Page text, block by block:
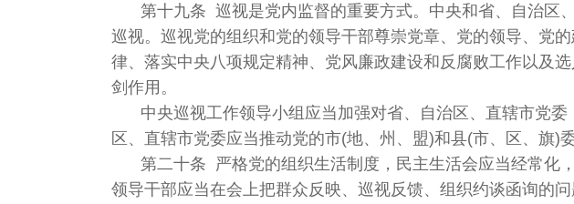
第十九条 巡视是党内监督的重要方式。中央和省、自治区
巡视。巡视党的组织和党的领导干部尊崇党章、党的领导、党
律、落实中央八项规定精神、党风廉政建设和反腐败工作以及
剑作用。
中央巡视工作领导小组应当加强对省、自治区、直辖市党
区、直辖市党委应当推动党的市(地、州、盟)和县(市、区、旗)
第二十条 严格党的组织生活制度，民主生活会应当经常化
领导干部应当在会上把群众反映、巡视反馈、组织约谈函询的